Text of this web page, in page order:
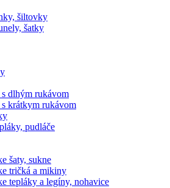
šiltovky
šatky
dlhým rukávom
krátkym rukávom
pudláče
šaty, sukne
tričká a mikiny
tepláky a legíny, nohavice